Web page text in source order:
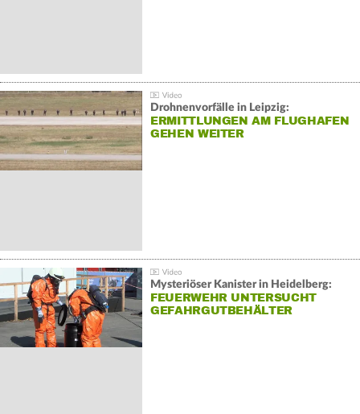
Drohnenvorfälle in Leipzig:
ERMITTLUNGEN AM FLUGHAFEN
GEHEN WEITER
Mysteriöser Kanister in Heidelberg:
FEUERWEHR UNTERSUCHT
GEFAHRGUTBEHÄLTER